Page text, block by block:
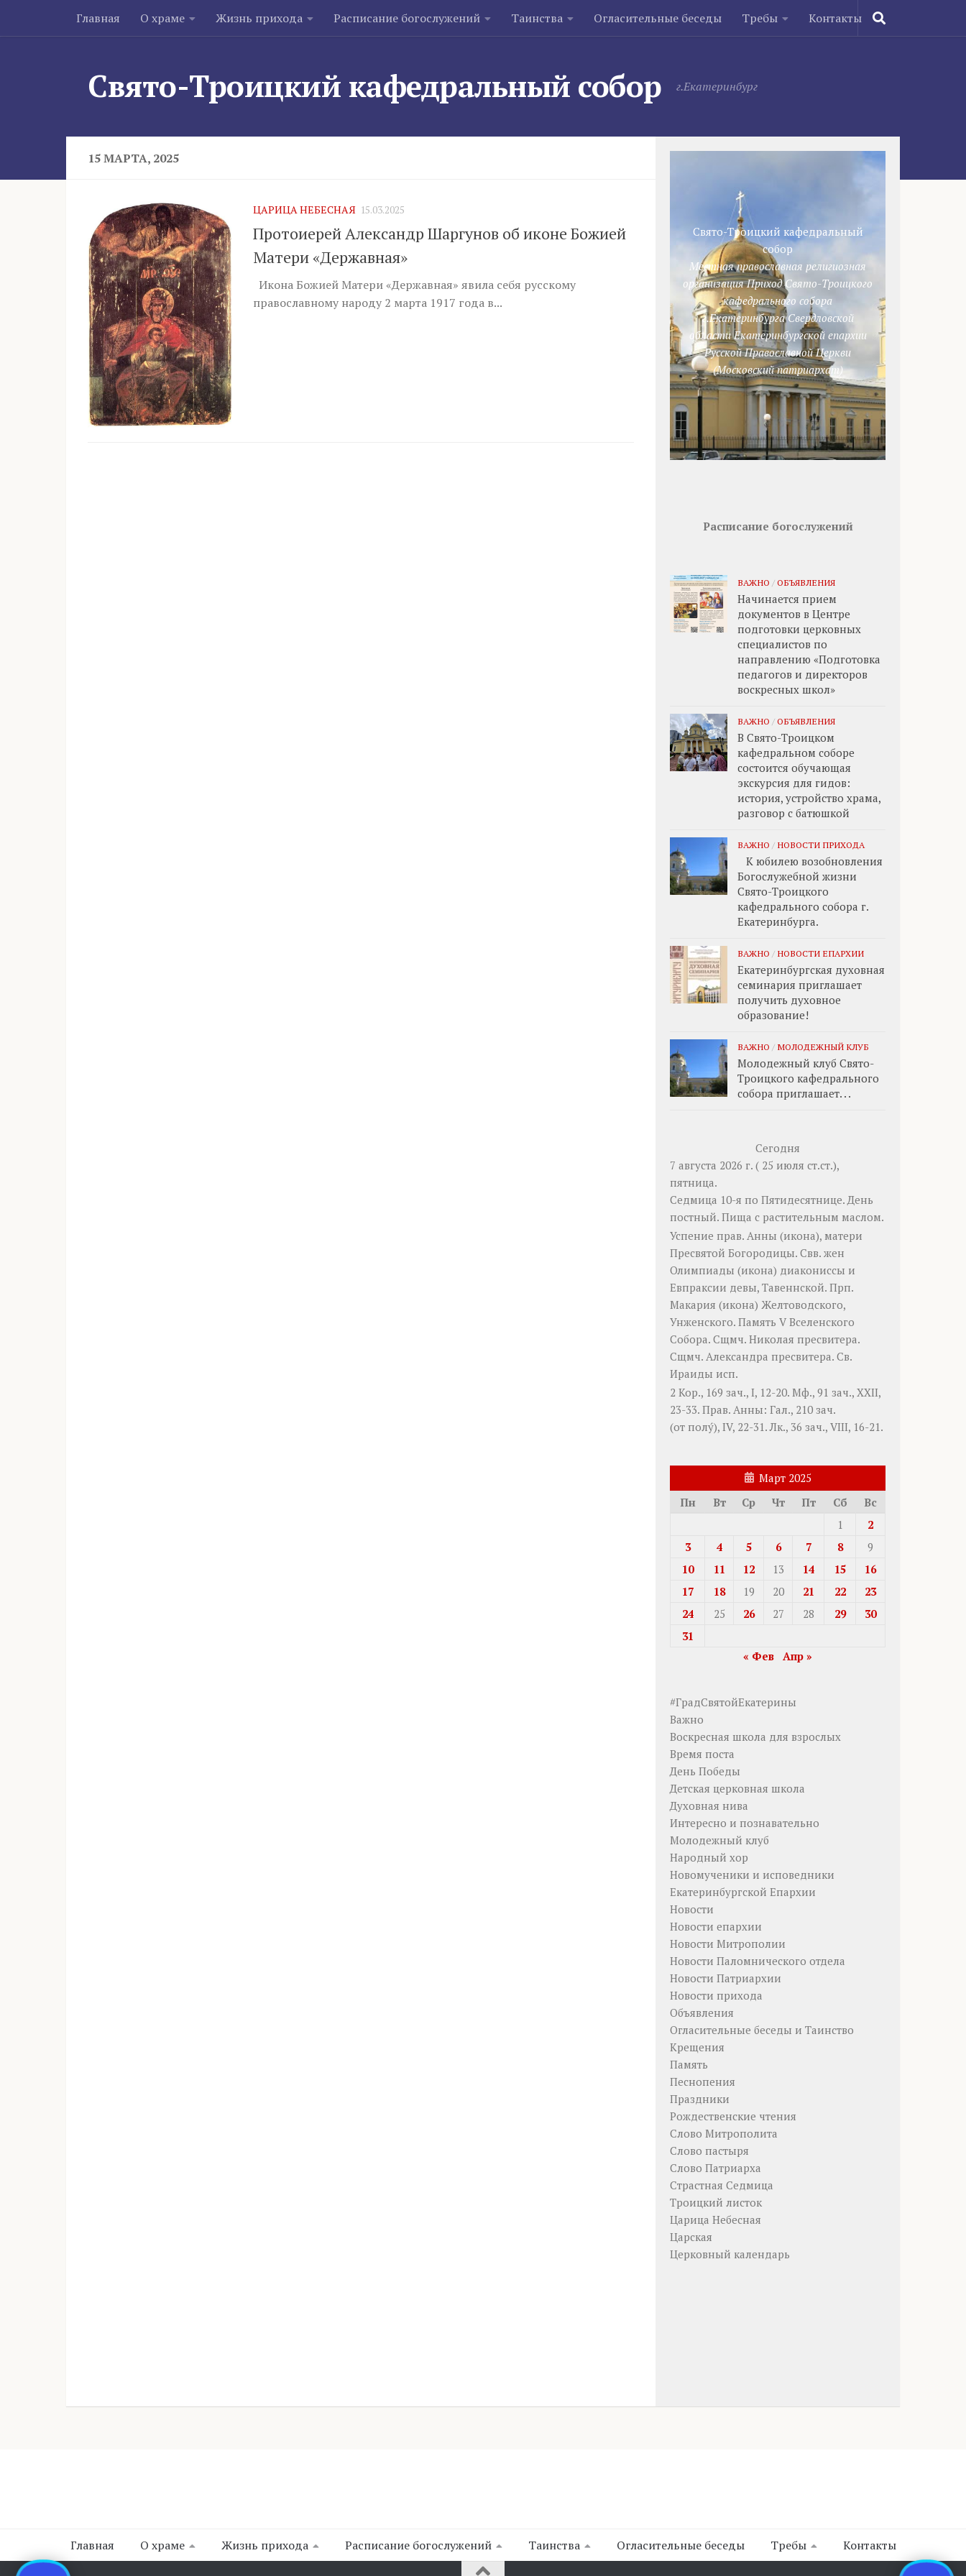
Skip to content
Главная О храме Жизнь прихода Расписание богослужений Таинства Огласительные беседы Требы Контакты
Свято-Троицкий кафедральный собор г.Екатеринбург
15 МАРТА, 2025
ЦАРИЦА НЕБЕСНАЯ 15.03.2025
Протоиерей Александр Шаргунов об иконе Божией
Матери «Державная»
Икона Божией Матери «Державная» явила себя русскому
православному народу 2 марта 1917 года в...
Свято-Троицкий кафедральный
собор
Местная православная религиозная
организация Приход Свято-Троицкого
кафедрального собора
г.Екатеринбурга Свердловской
области Екатеринбургской епархии
Русской Православной Церкви
(Московский патриархат)
Расписание богослужений
ВАЖНО / ОБЪЯВЛЕНИЯ
Начинается прием
документов в Центре
подготовки церковных
специалистов по
направлению «Подготовка
педагогов и директоров
воскресных школ»
ВАЖНО / ОБЪЯВЛЕНИЯ
В Свято-Троицком
кафедральном соборе
состоится обучающая
экскурсия для гидов:
история, устройство храма,
разговор с батюшкой
ВАЖНО / НОВОСТИ ПРИХОДА
К юбилею возобновления
Богослужебной жизни
Свято-Троицкого
кафедрального собора г.
Екатеринбурга.
ВАЖНО / НОВОСТИ ЕПАРХИИ
Екатеринбургская духовная
семинария приглашает
получить духовное
образование!
ВАЖНО / МОЛОДЕЖНЫЙ КЛУБ
Молодежный клуб Свято-
Троицкого кафедрального
собора приглашает. . .
Сегодня
7 августа 2026 г. ( 25 июля ст.ст.),
пятница.
Седмица 10-я по Пятидесятнице. День
постный. Пища с растительным маслом.
Успение прав. Анны (икона), матери
Пресвятой Богородицы. Свв. жен
Олимпиады (икона) диакониссы и
Евпраксии девы, Тавеннской. Прп.
Макария (икона) Желтоводского,
Унженского. Память V Вселенского
Собора. Сщмч. Николая пресвитера.
Сщмч. Александра пресвитера. Св.
Ираиды исп.
2 Кор., 169 зач., I, 12-20. Мф., 91 зач., XXII,
23-33. Прав. Анны: Гал., 210 зач.
(от полу́), IV, 22-31. Лк., 36 зач., VIII, 16-21.
Март 2025
Пн
Вт Ср Чт Пт Сб
Вс
1
2
3
4 5 6 7 8
9
10
11 12 13 14 15
16
17
18 19 20 21 22
23
24
25 26 27 28 29
30
31
« Фев Апр »
#ГрадСвятойЕкатерины
Важно
Воскресная школа для взрослых
Время поста
День Победы
Детская церковная школа
Духовная нива
Интересно и познавательно
Молодежный клуб
Народный хор
Новомученики и исповедники
Екатеринбургской Епархии
Новости
Новости епархии
Новости Митрополии
Новости Паломнического отдела
Новости Патриархии
Новости прихода
Объявления
Огласительные беседы и Таинство
Крещения
Память
Песнопения
Праздники
Рождественские чтения
Слово Митрополита
Слово пастыря
Слово Патриарха
Страстная Седмица
Троицкий листок
Царица Небесная
Царская
Церковный календарь
Главная О храме Жизнь прихода Расписание богослужений Таинства Огласительные беседы Требы Контакты